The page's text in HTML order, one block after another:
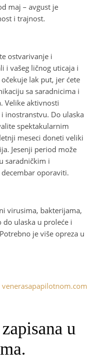
maj – avgust je
i trajnost.
ostvarivanje i
i vašeg ličnog uticaja i
lak put, jer ćete
sa saradnicima i
Velike aktivnosti
inostranstvu. Do ulaska
spektakularnim
meseci doneti veliki
Jesenji period može
saradničkim i
oporaviti.
virusima, bakterijama,
ulaska u proleće i
je više opreza u
venerasapapilotnom.com
u